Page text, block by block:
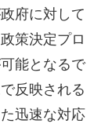
府に対して
策決定プロ
能となるで
反映される
迅速な対応